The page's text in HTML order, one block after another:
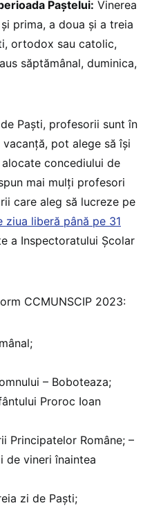
Paștelui: Vinerea
prima, a doua și a treia
ortodox sau catolic,
săptămânal, duminica,
Paști, profesorii sunt în
pot alege să își
concediului de
mai mulți profesori
care aleg să lucreze pe
ziua liberă până pe 31
a Inspectoratului Școlar
CCMUNSCIP 2023:
– Boboteaza;
Proroc Ioan
Principatelor Române; –
de vineri înaintea
zi de Paşti;